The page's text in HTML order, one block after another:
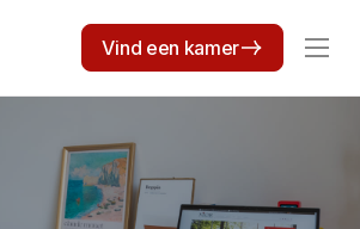
Vind een kamer